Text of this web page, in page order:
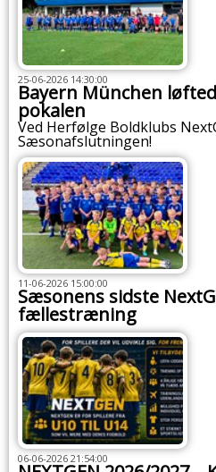
25-06-2026 14:30:00
Bayern München
pokalen
Ved Herfølge Boldklubs
Sæsonafslutningen!
11-06-2026 15:00:00
Sæsonens sidste
fællestræning
06-06-2026 21:54:00